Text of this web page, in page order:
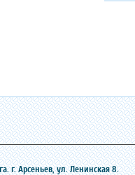
г. Арсеньев, ‎ул. Ленинская 8.